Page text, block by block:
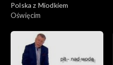
Polska z Miodkiem
Oświęcim